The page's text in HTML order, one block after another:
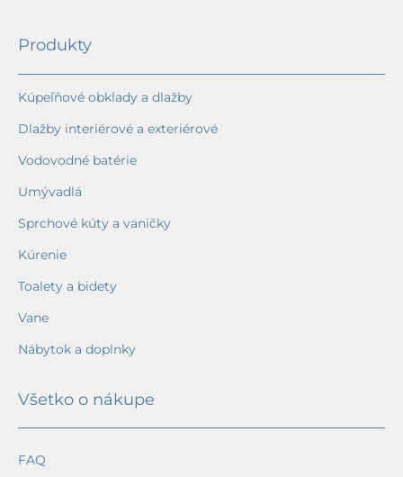
Produkty
Kúpeľňové obklady a dlažby
Dlažby interiérové a exteriérové
Vodovodné batérie
Umývadlá
Sprchové kúty a vaničky
Kúrenie
Toalety a bidety
Vane
Nábytok a doplnky
Všetko o nákupe
FAQ